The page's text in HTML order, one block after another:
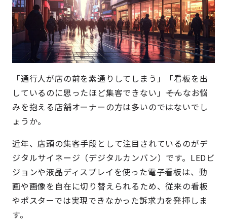
「通行人が店の前を素通りしてしまう」「看板を出
しているのに思ったほど集客できない」――そんなお悩
みを抱える店舗オーナーの方は多いのではないでし
ょうか。
近年、店頭の集客手段として注目されているのがデ
ジタルサイネージ（デジタルカンバン）です。LEDビ
ジョンや液晶ディスプレイを使った電子看板は、動
画や画像を自在に切り替えられるため、従来の看板
やポスターでは実現できなかった訴求力を発揮しま
す。